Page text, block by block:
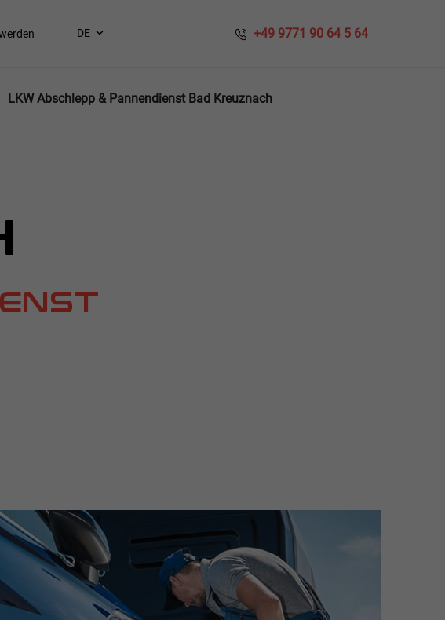
DE ​​ +49 9771 90 64 5 64
LKW Abschlepp & Pannendienst Bad Kreuznach